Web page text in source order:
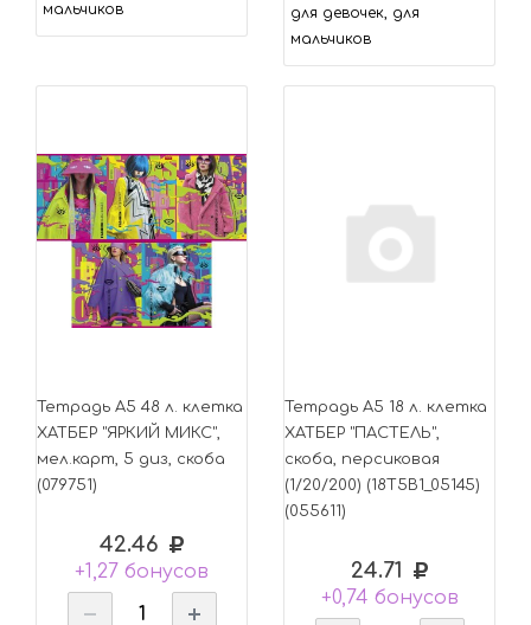
мальчиков
для девочек, для
мальчиков
Тетрадь А5 48 л. клетка
ХАТБЕР "ЯРКИЙ МИКС",
мел.карт, 5 диз, скоба
(079751)
42.46
+1,27 бонусов
Тетрадь А5 18 л. клетка
ХАТБЕР "ПАСТЕЛЬ",
скоба, персиковая
(1/20/200) (18Т5В1_05145)
(055611)
24.71
+0,74 бонусов